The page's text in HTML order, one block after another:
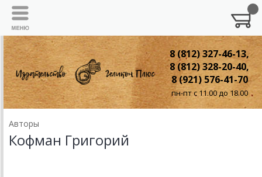
8 (812) 327-46-13,
8 (812) 328-20-40,
8 (921) 576-41-70
пн-пт с 11.00 до 18.00
Авторы
Кофман Григорий